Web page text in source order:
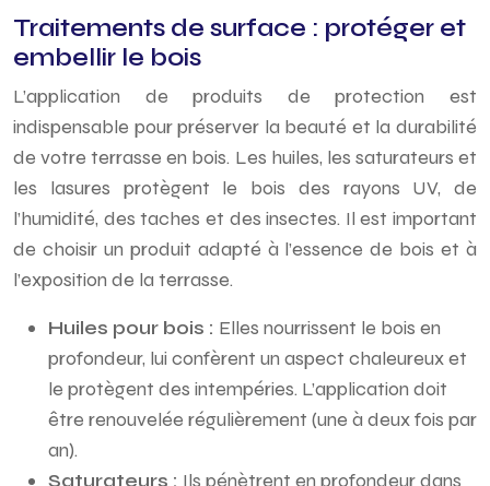
Traitements de surface : protéger et
embellir le bois
L’application de produits de protection est
indispensable pour préserver la beauté et la durabilité
de votre terrasse en bois. Les huiles, les saturateurs et
les lasures protègent le bois des rayons UV, de
l’humidité, des taches et des insectes. Il est important
de choisir un produit adapté à l’essence de bois et à
l’exposition de la terrasse.
Huiles pour bois : Elles nourrissent le bois en
profondeur, lui confèrent un aspect chaleureux et
le protègent des intempéries. L’application doit
être renouvelée régulièrement (une à deux fois par
an).
Saturateurs : Ils pénètrent en profondeur dans